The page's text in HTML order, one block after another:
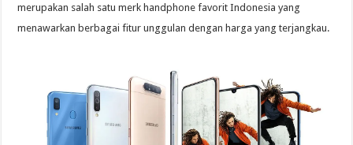
merupakan salah satu merk handphone favorit Indonesia yang
menawarkan berbagai fitur unggulan dengan harga yang terjangkau.